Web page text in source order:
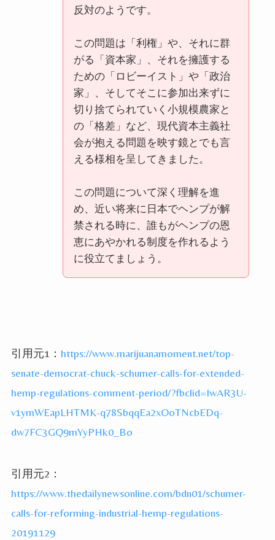
反対のようです。
この問題は「利権」や、それに群
がる「資本家」、それを擁護する
ための「ロビーイスト」や「政治
家」、そしてそこに参加出来ずに
切り捨てられていく小規模農家と
の「格差」など、現代資本主義社
会が抱える問題を映す鏡とでも言
える様相を呈してきました。
この問題について深く理解を進
め、近い将来に日本でヘンプが解
禁される時に、誰もがヘンプの恩
恵にあやかれる制度を作れるよう
に役立てましょう。
引用元1： https://www.marijuanamoment.net/top-
senate-democrat-chuck-schumer-calls-for-extended-
hemp-regulations-comment-period/?fbclid=IwAR3U-
v1ymWEapLHTMK-q78SbqqEa2xOoTNcbEDq-
dw7FC3GQ9mYyPHk0_Bo
引用元2：
https://www.thedailynewsonline.com/bdn01/schumer-
calls-for-reforming-industrial-hemp-regulations-
20191129